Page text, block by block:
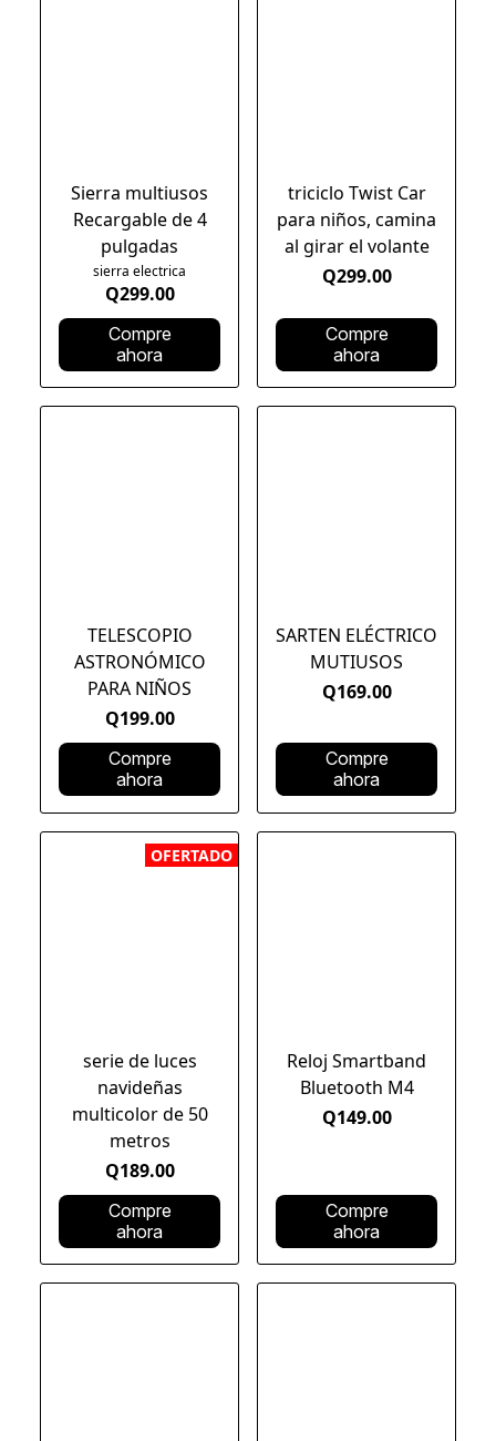
Sierra multiusos
Recargable de 4
pulgadas
sierra electrica
Q299.00
Compre
ahora
triciclo Twist Car
para niños, camina
al girar el volante
Q299.00
Compre
ahora
TELESCOPIO
ASTRONÓMICO
PARA NIÑOS
Q199.00
Compre
ahora
SARTEN ELÉCTRICO
MUTIUSOS
Q169.00
Compre
ahora
OFERTADO
serie de luces
navideñas
multicolor de 50
metros
Q189.00
Compre
ahora
Reloj Smartband
Bluetooth M4
Q149.00
Compre
ahora